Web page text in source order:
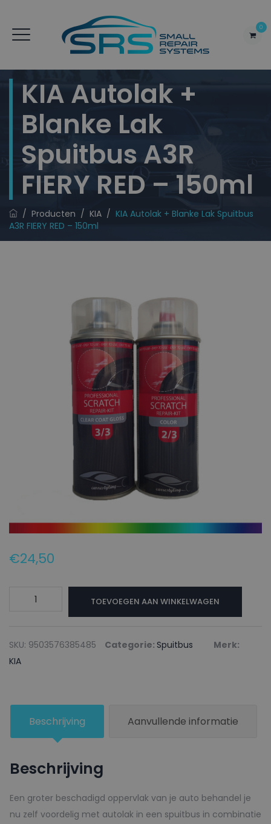
0
KIA Autolak +
Blanke Lak
Spuitbus A3R
FIERY RED – 150ml
/ Producten / KIA / KIA Autolak + Blanke Lak Spuitbus
A3R FIERY RED – 150ml
€24,50
Blanke
lak
FIERY
-
aantal
TOEVOEGEN AAN WINKELWAGEN
SKU: 9503576385485 Categorie: Spuitbus
Merk:
KIA
Beschrijving Aanvullende informatie
Beschrijving
Een groter beschadigd oppervlak van je auto behandel je
nu zelf voordelig met autolak in een spuitbus in combinatie